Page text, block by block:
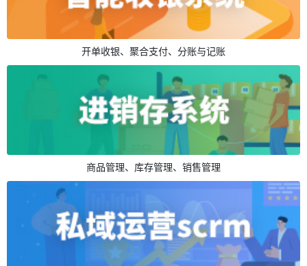
开单收银、聚合支付、分账与记账
商品管理、库存管理、销售管理